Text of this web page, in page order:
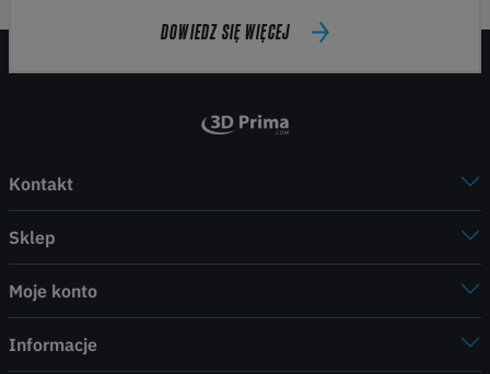
DOWIEDZ SIĘ WIĘCEJ
Kontakt
Sklep
Moje konto
Informacje